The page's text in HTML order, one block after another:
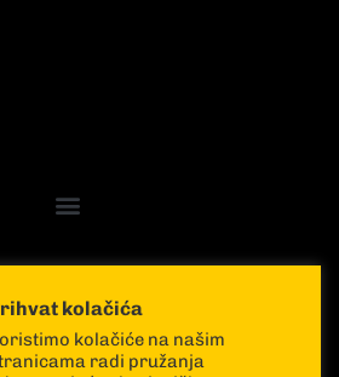
kolačića
kolačiće na našim
radi pružanja